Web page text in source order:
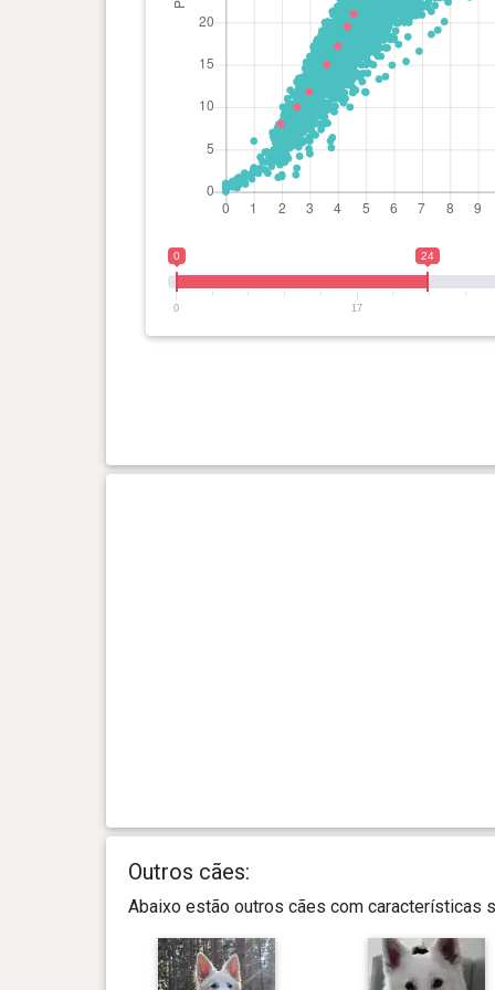
0 ano(s), 2 mês(es) e 16 dia(s)
0 ano(s), 1 mês(es) e 29 dia(s) 8 kg
0 24
0 17
Outros cães:
Abaixo estão outros cães com características